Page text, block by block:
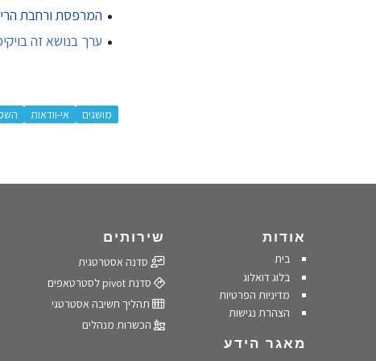
המרפסת ורחבת
ערך בנושא זה
מושגים
אי-וודאות
אודות
בית
בלוג דואלוג
מדיניות הפרטיות
הצהרת נגישות
מאגר הידע
שירותים
סדנה אסטרטגית
סדנת pivot לסטרטאפים
תהליך חשיבה אסטרטגי
הכשרות מנהלים